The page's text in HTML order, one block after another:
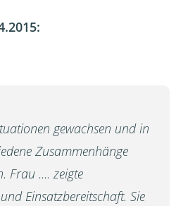
gewachsen und in
Zusammenhänge
Frau .... zeigte
Einsatzbereitschaft. Sie